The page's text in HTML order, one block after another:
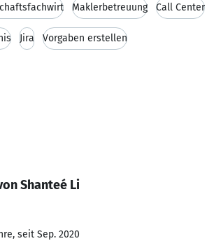
Maklerbetreuung Call Center
Jira Vorgaben erstellen
Shanteé Li
seit Sep. 2020